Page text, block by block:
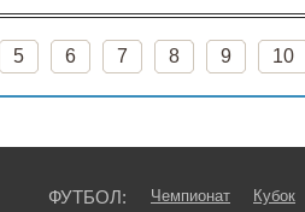
5 6 7 8 9 10
ФУТБОЛ: Чемпионат Кубок